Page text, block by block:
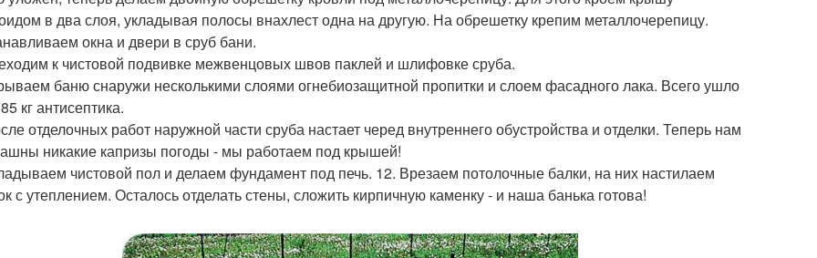
в два слоя, укладывая полосы внахлест одна на другую. На обрешетку крепим металлочерепицу.
окна и двери в сруб бани.
к чистовой подвивке межвенцовых швов паклей и шлифовке сруба.
баню снаружи несколькими слоями огнебиозащитной пропитки и слоем фасадного лака. Всего ушло
кг антисептика.
отделочных работ наружной части сруба настает черед внутреннего обустройства и отделки. Теперь нам
никакие капризы погоды - мы работаем под крышей!
чистовой пол и делаем фундамент под печь. 12. Врезаем потолочные балки, на них настилаем
с утеплением. Осталось отделать стены, сложить кирпичную каменку - и наша банька готова!